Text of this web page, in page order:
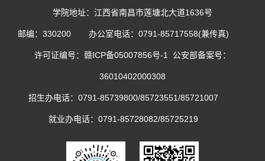
学院地址：江西省南昌市莲塘北大道1636号
邮编：330200 办公室电话：0791-85717558(兼传真)
许可证编号： 赣ICP备05007856号-1 公安部备案号：
36010402000308
招生办电话：0791-85739800/85723551/85721007
就业办电话：0791-85728082/85725219